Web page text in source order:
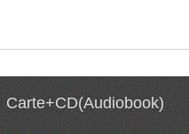
Carte+CD(Audiobook)